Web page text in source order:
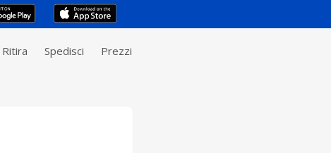
Ritira Spedisci Prezzi